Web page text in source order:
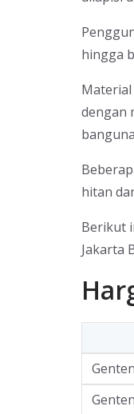
hingga
dengan
hitan
Berikut
Jakarta